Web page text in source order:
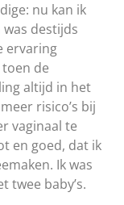
nu kan ik
destijds
ervaring
de
altijd in het
risico’s bij
vaginaal te
en goed, dat ik
Ik was
twee baby’s.